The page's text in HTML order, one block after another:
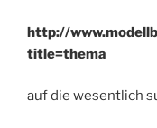
http://
title=thema
auf die wesentlich